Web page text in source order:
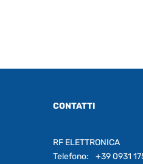
CONTATTI
RF ELETTRONICA
Telefono:
+39 0931